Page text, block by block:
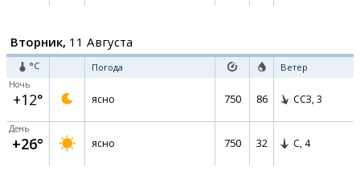
Вторник, 11 Августа
°C Погода Ветер
Ночь
+12° ясно 750 86 ССЗ, 3
День
+26° ясно 750 32 С, 4